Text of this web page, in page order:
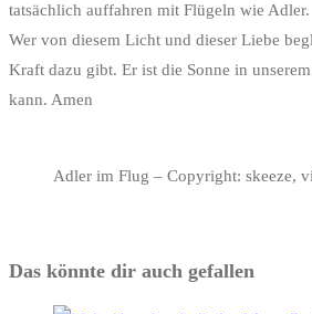
tatsächlich auffahren mit Flügeln wie Adler.
Wer von diesem Licht und dieser Liebe
Kraft dazu gibt. Er ist die Sonne in
kann. Amen
Adler im Flug – Copyright: skeeze,
Das könnte dir auch gefallen